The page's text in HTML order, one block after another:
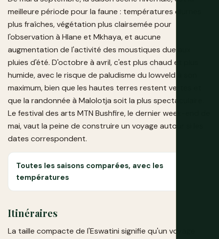
meilleure période pour la faune : températures diurnes
plus fraîches, végétation plus clairsemée pour
l'observation à Hlane et Mkhaya, et aucune
augmentation de l'activité des moustiques due aux
pluies d'été. D'octobre à avril, c'est plus chaud et plus
humide, avec le risque de paludisme du lowveld à son
maximum, bien que les hautes terres restent vertes et
que la randonnée à Malolotja soit la plus spectaculaire.
Le festival des arts MTN Bushfire, le dernier week-end de
mai, vaut la peine de construire un voyage autour si les
dates correspondent.
Toutes les saisons comparées, avec les
températures
Itinéraires
La taille compacte de l'Eswatini signifie qu'un voyage